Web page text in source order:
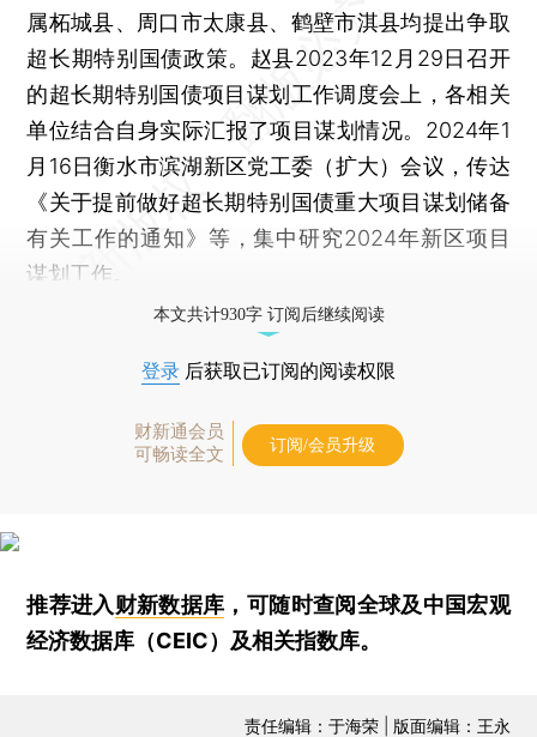
属柘城县、周口市太康县、鹤壁市淇县均提出争取
超长期特别国债政策。赵县2023年12月29日召开
的超长期特别国债项目谋划工作调度会上，各相关
单位结合自身实际汇报了项目谋划情况。2024年1
月16日衡水市滨湖新区党工委（扩大）会议，传达
《关于提前做好超长期特别国债重大项目谋划储备
有关工作的通知》等，集中研究2024年新区项目
谋划工作。
本文共计930字 订阅后继续阅读
登录 后获取已订阅的阅读权限
财新通会员
可畅读全文
订阅/会员升级
推荐进入财新数据库 ，可随时查阅全球及中国宏观
经济数据库（CEIC）及相关指数库。
责任编辑：于海荣 | 版面编辑：王永